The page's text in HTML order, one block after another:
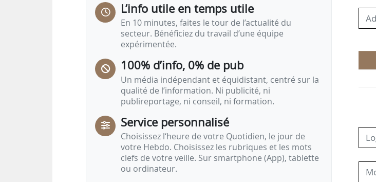
L’info utile en temps utile
En 10 minutes, faites le tour de l’actualité du
secteur. Bénéficiez du travail d’une équipe
expérimentée.
100% d’info, 0% de pub
Un média indépendant et équidistant, centré sur la
qualité de l’information. Ni publicité, ni
publireportage, ni conseil, ni formation.
Service personnalisé
Choisissez l‘heure de votre Quotidien, le jour de
votre Hebdo. Choisissez les rubriques et les mots
clefs de votre veille. Sur smartphone (App), tablette
ou ordinateur.